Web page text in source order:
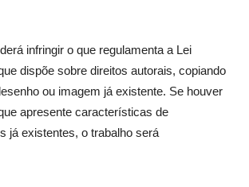
infringir o que regulamenta a Lei
dispõe sobre direitos autorais, copiando
ou imagem já existente. Se houver
apresente características de
já existentes, o trabalho será